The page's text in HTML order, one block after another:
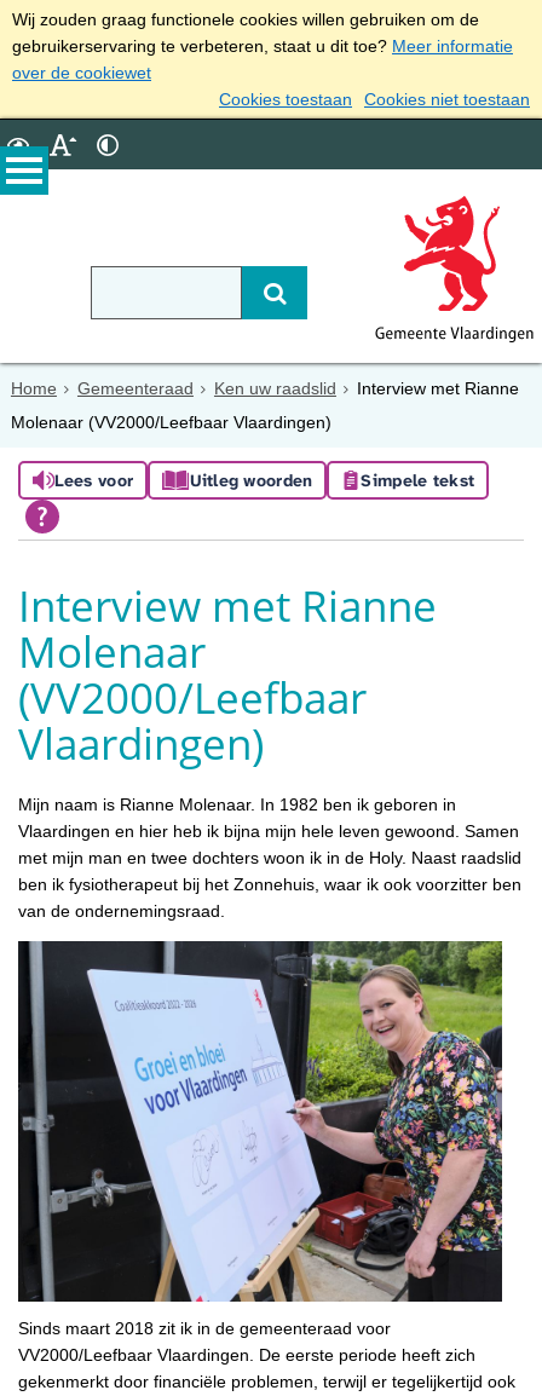
Wij zouden graag functionele cookies willen gebruiken om de
gebruikerservaring te verbeteren, staat u dit toe? Meer informatie
over de cookiewet
Cookies toestaan
Cookies niet toestaan
Home Gemeenteraad Ken uw raadslid
Interview met Rianne
Molenaar (VV2000/Leefbaar Vlaardingen)
Lees voor Uitleg woorden Simpele tekst
Interview met Rianne
Molenaar
(VV2000/Leefbaar
Vlaardingen)
Mijn naam is Rianne Molenaar. In 1982 ben ik geboren in
Vlaardingen en hier heb ik bijna mijn hele leven gewoond. Samen
met mijn man en twee dochters woon ik in de Holy. Naast raadslid
ben ik fysiotherapeut bij het Zonnehuis, waar ik ook voorzitter ben
van de ondernemingsraad.
Sinds maart 2018 zit ik in de gemeenteraad voor
VV2000/Leefbaar Vlaardingen. De eerste periode heeft zich
gekenmerkt door financiële problemen, terwijl er tegelijkertijd ook